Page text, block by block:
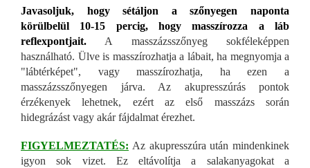
Javasoljuk, hogy sétáljon a szőnyegen naponta
körülbelül 10-15 percig, hogy masszírozza a láb
reflexpontjait. A masszázsszőnyeg sokféleképpen
használható. Ülve is masszírozhatja a lábait, ha megnyomja a
"lábtérképet", vagy masszírozhatja, ha ezen a
masszázsszőnyegen járva. Az akupresszúrás pontok
érzékenyek lehetnek, ezért az első masszázs során
hidegrázást vagy akár fájdalmat érezhet.
FIGYELMEZTATÉS: Az akupresszúra után mindenkinek
igyon sok vizet. Ez eltávolítja a salakanyagokat a